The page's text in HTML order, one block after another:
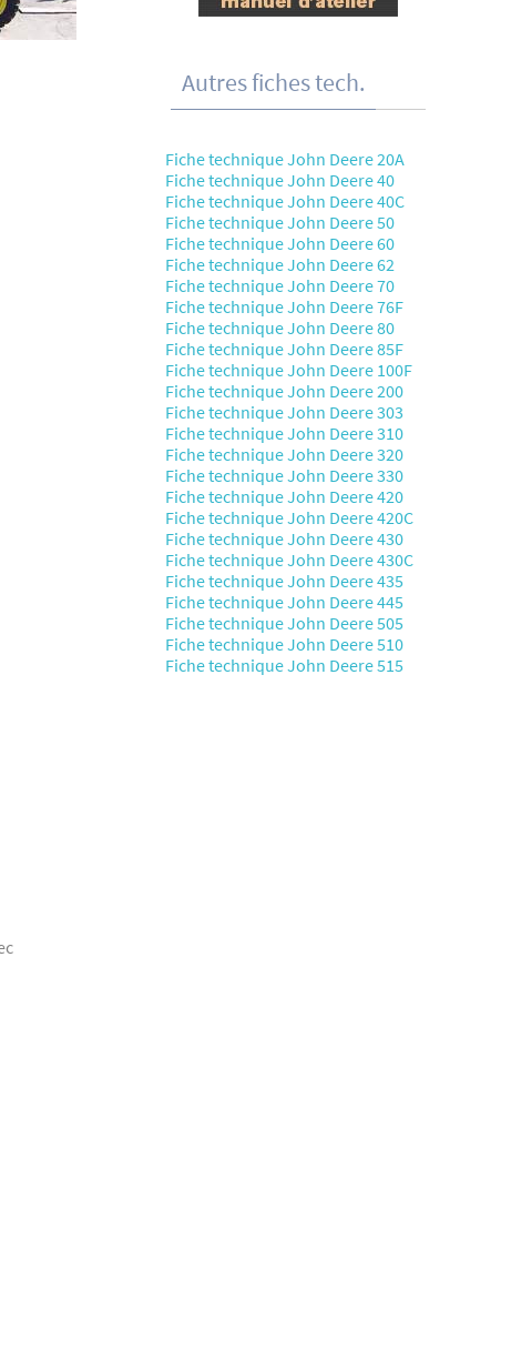
Autres fiches tech.
Fiche technique John Deere 20A
Fiche technique John Deere 40
Fiche technique John Deere 40C
Fiche technique John Deere 50
Fiche technique John Deere 60
Fiche technique John Deere 62
Fiche technique John Deere 70
Fiche technique John Deere 76F
Fiche technique John Deere 80
Fiche technique John Deere 85F
Fiche technique John Deere 100F
Fiche technique John Deere 200
Fiche technique John Deere 303
Fiche technique John Deere 310
Fiche technique John Deere 320
Fiche technique John Deere 330
Fiche technique John Deere 420
Fiche technique John Deere 420C
Fiche technique John Deere 430
Fiche technique John Deere 430C
Fiche technique John Deere 435
Fiche technique John Deere 445
Fiche technique John Deere 505
Fiche technique John Deere 510
Fiche technique John Deere 515